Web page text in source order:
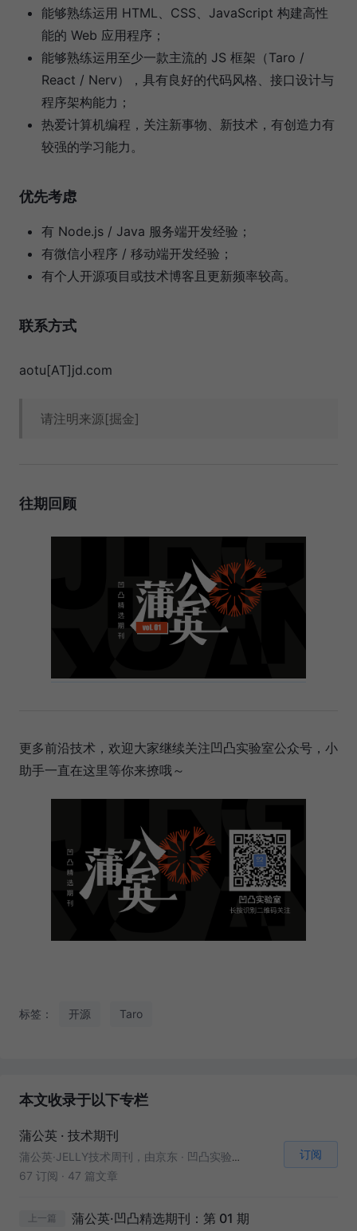
能够熟练运用 HTML、CSS、JavaScript 构建高性
能的 Web 应用程序；
能够熟练运用至少一款主流的 JS 框架（Taro /
React / Nerv），具有良好的代码风格、接口设计与
程序架构能力；
热爱计算机编程，关注新事物、新技术，有创造力有
较强的学习能力。
优先考虑
有 Node.js / Java 服务端开发经验；
有微信小程序 / 移动端开发经验；
有个人开源项目或技术博客且更新频率较高。
联系方式
aotu[AT]jd.com
请注明来源[掘金]
往期回顾
更多前沿技术，欢迎大家继续关注凹凸实验室公众号，小
助手一直在这里等你来撩哦～
标签： 开源 Taro
本文收录于以下专栏
蒲公英 · 技术期刊
蒲公英·JELLY技术周刊，由京东 · 凹凸实验室(https://aotu.io)维护整理的技术周刊，从团队专注的研究技术方向出发，深入挖掘业界热点，聚焦技术动态。
67 订阅 · 47 篇文章
订阅
上一篇 蒲公英·凹凸精选期刊：第 01 期